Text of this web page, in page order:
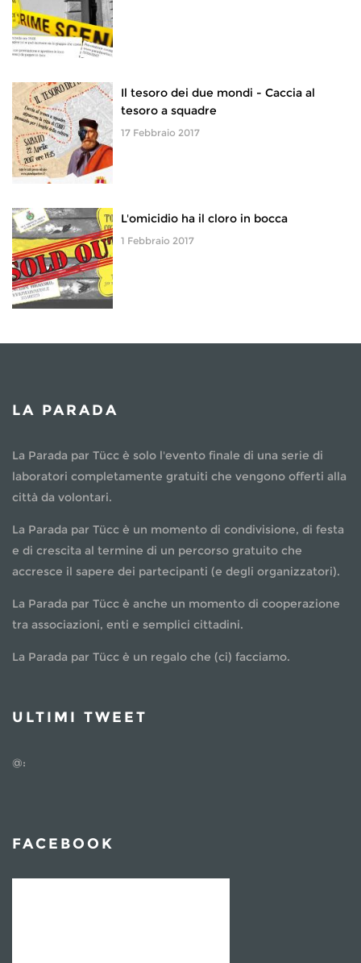
Il tesoro dei due mondi - Caccia al
tesoro a squadre
17 Febbraio 2017
L'omicidio ha il cloro in bocca
1 Febbraio 2017
LA PARADA
La Parada par Tücc è solo l'evento finale di una serie di
laboratori completamente gratuiti che vengono offerti alla
città da volontari.
La Parada par Tücc è un momento di condivisione, di festa
e di crescita al termine di un percorso gratuito che
accresce il sapere dei partecipanti (e degli organizzatori).
La Parada par Tücc è anche un momento di cooperazione
tra associazioni, enti e semplici cittadini.
La Parada par Tücc è un regalo che (ci) facciamo.
ULTIMI TWEET
@:
FACEBOOK